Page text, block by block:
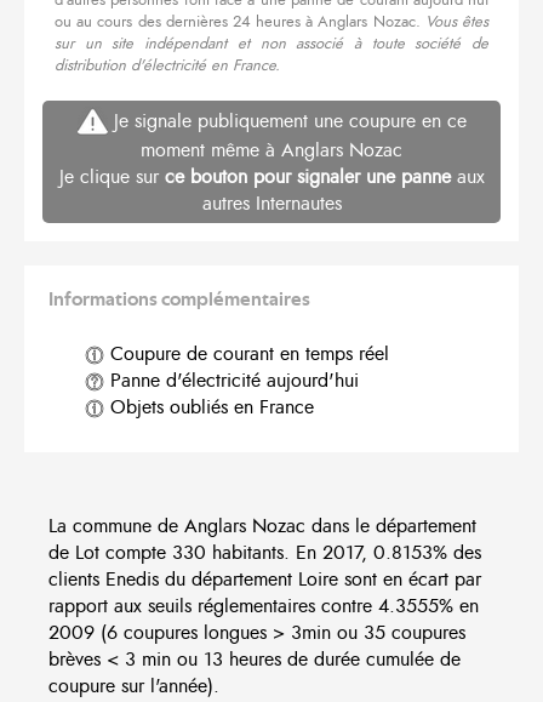
ou au cours des dernières 24 heures à Anglars Nozac. Vous êtes
sur un site indépendant et non associé à toute société de
distribution d'électricité en France.
Je signale publiquement une coupure en ce
moment même à Anglars Nozac
Je clique sur ce bouton pour signaler une panneaux
autres Internautes
Informations complémentaires
Coupure de courant en temps réel
Panne d'électricité aujourd'hui
Objets oubliés en France
La commune de Anglars Nozac dans le département
de Lot compte 330 habitants. En 2017, 0.8153% des
clients Enedis du département Loire sont en écart par
rapport aux seuils réglementaires contre 4.3555% en
2009 (6 coupures longues > 3min ou 35 coupures
brèves < 3 min ou 13 heures de durée cumulée de
coupure sur l'année).